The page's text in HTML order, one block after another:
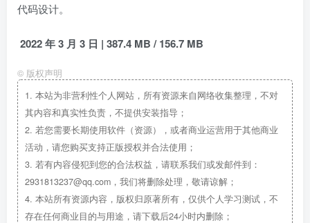
代码设计。
2022 年 3 月 3 日 | 387.4 MB / 156.7 MB
© 版权声明
1. 本站为非营利性个人网站，所有资源来自网络收集整理，不对
其内容和真实性负责，不提供安装指导；
2. 若您需要长期使用软件（资源），或者商业运营用于其他商业
活动，请您购买支持正版授权并合法使用；
3. 若有内容侵犯到您的合法权益，请联系我们或发邮件到：
2931813237@qq.com，我们将删除处理，敬请谅解；
4. 本站所有资源内容，版权归原著所有，仅供个人学习测试，不
存在任何商业目的与用途，请下载后24小时内删除；